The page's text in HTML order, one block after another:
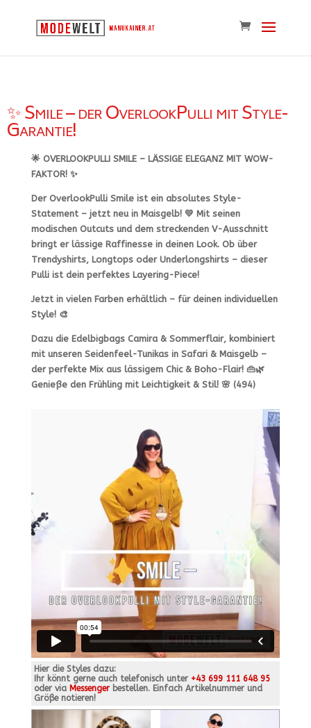
✨ Smile – der OverlookPulli mit Style-
Garantie!
🌟OVERLOOKPULLI SMILE – LÄSSIGE ELEGANZ MIT WOW-
FAKTOR! ✨
Der OverlookPulli Smileist ein absolutes Style-
Statement– jetzt neu in Maisgelb! 💛 Mit seinen
modischen Outcutsund dem streckenden V-Ausschnitt
bringt er lässige Raffinessein deinen Look. Ob über
Trendyshirts, Longtops oder Underlongshirts– dieser
Pulli ist dein perfektes Layering-Piece!
Jetzt in vielen Farben erhältlich – für deinen individuellen
Style!🎨
Dazu die Edelbigbags Camira & Sommerflair, kombiniert
mit unseren Seidenfeel-Tunikasin Safari & Maisgelb–
der perfekte Mix aus lässigem Chic & Boho-Flair! 👜🌿
Genieße den Frühling mit Leichtigkeit & Stil!🌸 (494)
Hier die Styles dazu:
Ihr könnt gerne auch telefonisch unter +43 699 111 648 95
oder via Messengerbestellen. Einfach Artikelnummer und
Größe notieren!